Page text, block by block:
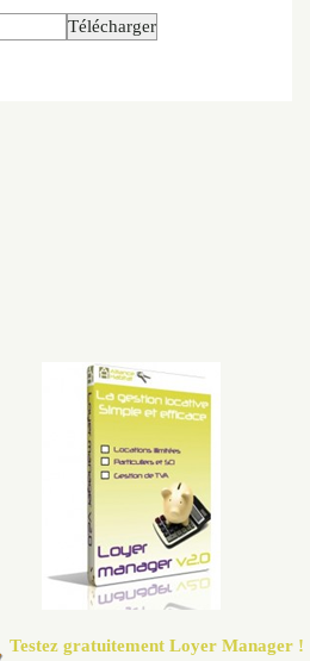
Testez gratuitement Loyer Manager !